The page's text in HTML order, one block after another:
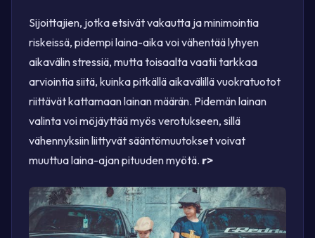
Sijoittajien, jotka etsivät vakautta ja minimointia
riskeissä, pidempi laina-aika voi vähentää lyhyen
aikavälin stressiä, mutta toisaalta vaatii tarkkaa
arviointia siitä, kuinka pitkällä aikavälillä vuokratuotot
riittävät kattamaan lainan määrän. Pidemän lainan
valinta voi möjäyttää myös verotukseen, sillä
vähennyksiin liittyvät sääntömuutokset voivat
muuttua laina-ajan pituuden myötä. r>